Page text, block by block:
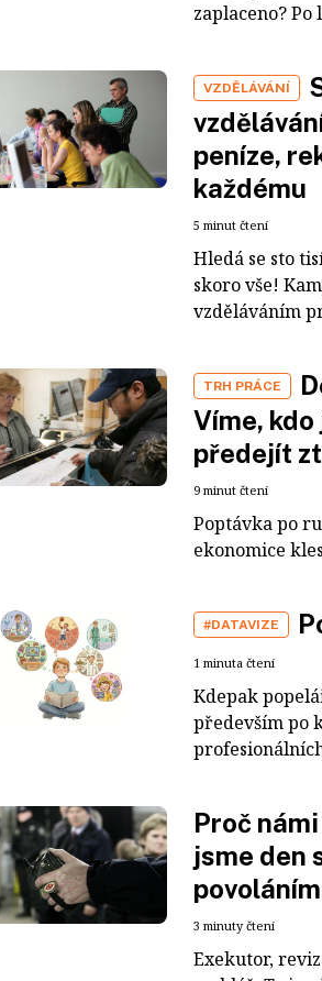
zaplaceno? Po
VZDĚLÁVÁNÍ
peníze,
každému
5 minut čtení
Hledá se sto
skoro vše!
vzděláváním
TRH PRÁCE
Víme,
předejít
9 minut čtení
Poptávka po
ekonomice
#DATAVIZE
1 minuta čtení
Kdepak
především po
Proč
jsme den
povoláním
3 minuty čtení
Exekutor,